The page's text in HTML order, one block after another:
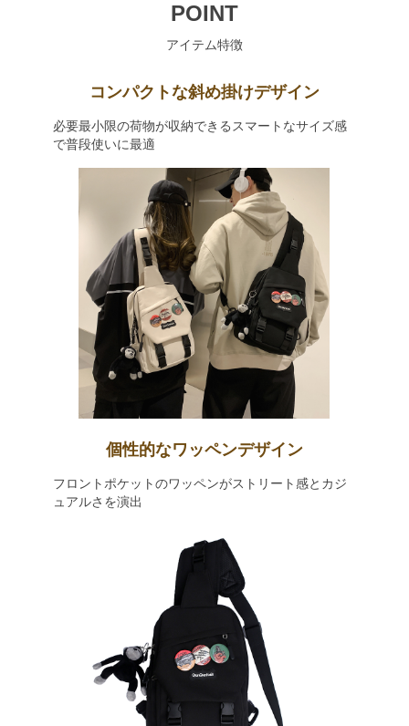
POINT
アイテム特徴
コンパクトな斜め掛けデザイン
必要最小限の荷物が収納できるスマートなサイズ感
で普段使いに最適
個性的なワッペンデザイン
フロントポケットのワッペンがストリート感とカジ
ュアルさを演出